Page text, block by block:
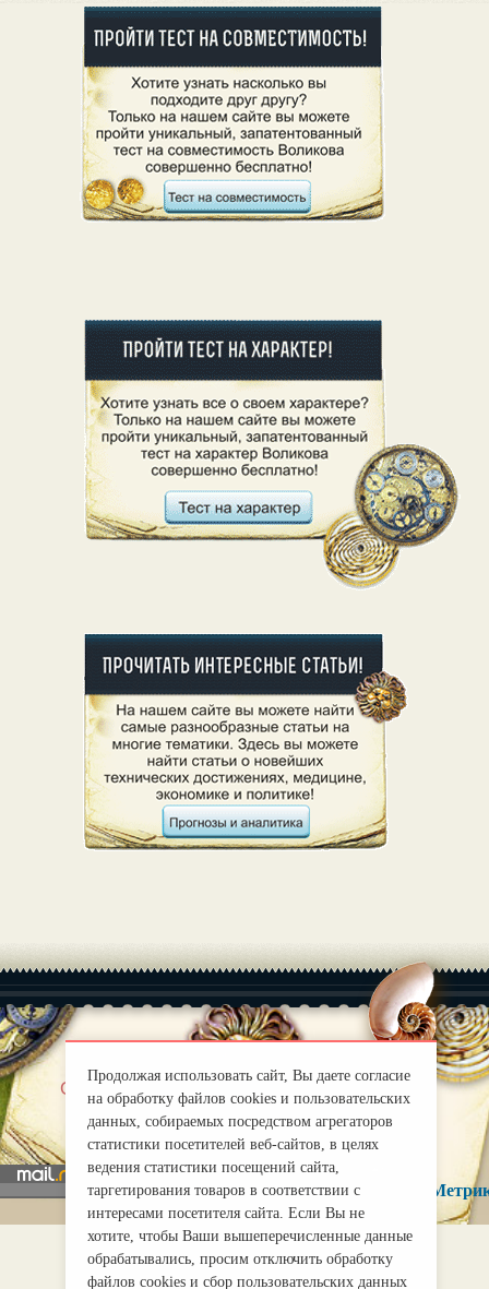
О нас |
mirprognoz@mail.ru
Продолжая использовать сайт, Вы даете согласие
на обработку файлов cookies и пользовательских
данных, собираемых посредством агрегаторов
статистики посетителей веб-сайтов, в целях
ведения статистики посещений сайта,
таргетирования товаров в соответствии с
интересами посетителя сайта. Если Вы не
хотите, чтобы Ваши вышеперечисленные данные
обрабатывались, просим отключить обработку
файлов cookies и сбор пользовательских данных